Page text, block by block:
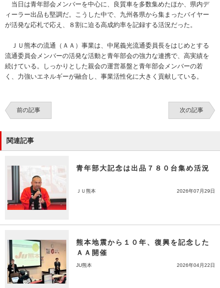
当日は青年部会メンバーを中心に、良質車を多数集めたほか、県内デ
ィーラー出品も堅調だ。こうした中で、九州各県から集まったバイヤー
が活発な応札で応え、８割に迫る高成約率を記録する活況だった。
ＪＵ熊本の流通（ＡＡ）事業は、中尾義光流通委員長をはじめとする
流通委員会メンバーの活発な活動と青年部会の強力な連携で、高実績を
続けている。しっかりとした親会の運営基盤と青年部会メンバーの若
く、力強いエネルギーが融合し、事業活性化に大きく貢献している。
前の記事 次の記事
関連記事
青年部大記念は出品７８０台集め活況
ＪＵ熊本 2026年07月29日
熊本地震から１０年、復興を記念した
ＡＡ開催
JU熊本 2026年04月22日